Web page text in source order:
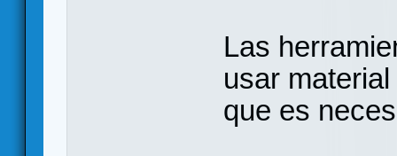
Las
usar
que es